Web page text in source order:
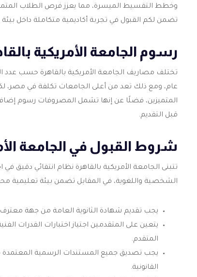
وخطط التقسيط الميسرة، مما يعزز فرص الطلاب
تضمن لكم القبول في تجربة أكاديمية متكاملة داخل
رسوم الجامعة الأمريكية
تختلف مصاريف الجامعة الأمريكية بالقاهرة حسب
عام، ومع ذلك تعد من أعلى الجامعات تكلفة في مصر،
المتميزين، فضلًا عن إنها تشمل المصروفات رسوم
قبل التقديم.
شروط القبول في الجامعة
تتبنى الجامعة الأمريكية بالقاهرة نظام انتقائي دقيق
الشخصية واللغوية، في المقابل تضمن بيئة تعليمية
يجب تقديم شهادة الثانوية العامة من جهة معترف
يتعين على المتقدمين اجتياز اختبارات القدرات
المتقدم.
يجب تصديق جميع المستندات الرسمية المعتمدة
القانونية.